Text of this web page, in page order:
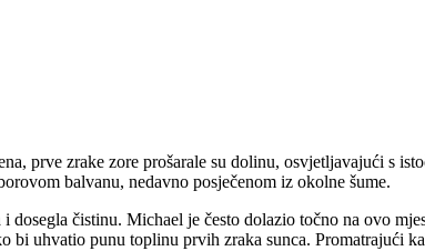
prve zrake zore prošarale su dolinu, osvjetljavajući s
balvanu, nedavno posječenom iz okolne šume.
čistinu. Michael je često dolazio točno na ovo
uhvatio punu toplinu prvih zraka sunca. Promatrajući